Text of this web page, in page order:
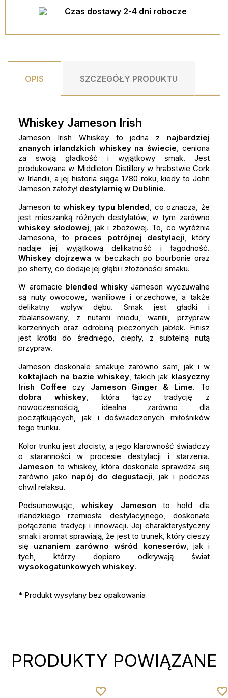
Czas dostawy 2-4 dni robocze
OPIS SZCZEGÓŁY PRODUKTU
Whiskey Jameson Irish
Jameson Irish Whiskey to jedna z najbardziej
znanych irlandzkich whiskey na świecie, ceniona
za swoją gładkość i wyjątkowy smak. Jest
produkowana w Middleton Distillery w hrabstwie Cork
w Irlandii, a jej historia sięga 1780 roku, kiedy to John
Jameson założył destylarnię w Dublinie.
Jameson towhiskey typu blended, co oznacza, że
jest mieszanką różnych destylatów, w tym zarówno
whiskey słodowej, jak i zbożowej. To, co wyróżnia
Jamesona, to proces potrójnej destylacji, który
nadaje jej wyjątkową delikatność i łagodność.
Whiskey dojrzewa w beczkach po bourbonie oraz
po sherry, co dodaje jej głębi i złożoności smaku.
W aromacie blended whiskyJameson wyczuwalne
są nuty owocowe, waniliowe i orzechowe, a także
delikatny wpływ dębu. Smak jest gładki i
zbalansowany, z nutami miodu, wanilii, przypraw
korzennych oraz odrobiną pieczonych jabłek. Finisz
jest krótki do średniego, ciepły, z subtelną nutą
przypraw.
Jameson doskonale smakuje zarówno sam, jak i w
koktajlach na bazie whiskey, takich jak klasyczny
Irish Coffee czy Jameson Ginger & Lime. To
dobra whiskey, która łączy tradycję z
nowoczesnością, idealna zarówno dla
początkujących, jak i doświadczonych miłośników
tego trunku.
Kolor trunku jest złocisty, a jego klarowność świadczy
o staranności w procesie destylacji i starzenia.
Jameson to whiskey, która doskonale sprawdza się
zarówno jako napój do degustacji, jak i podczas
chwil relaksu.
Podsumowując, whiskey Jameson to hołd dla
irlandzkiego rzemiosła destylacyjnego, doskonałe
połączenie tradycji i innowacji. Jej charakterystyczny
smak i aromat sprawiają, że jest to trunek, który cieszy
się uznaniem zarówno wśród koneserów, jak i
tych, którzy dopiero odkrywają świat
wysokogatunkowych whiskey.
* Produkt wysyłany bez opakowania
PRODUKTY POWIĄZANE
favorite_border
favorite_border
favorite_border favorite_border
favorite_border
favorite_border